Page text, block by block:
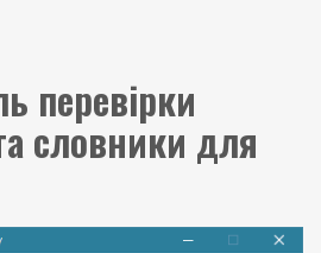
перевірки
словники для